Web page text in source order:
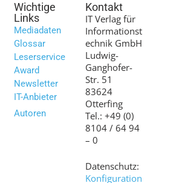
Wichtige
Links
Mediadaten
Glossar
Leserservice
Award
Newsletter
IT-Anbieter
Autoren
Kontakt
IT Verlag für
Informationst
echnik GmbH
Ludwig-
Ganghofer-
Str. 51
83624
Otterfing
Tel.: +49 (0)
8104 / 64 94
– 0
Datenschutz:
Konfiguration